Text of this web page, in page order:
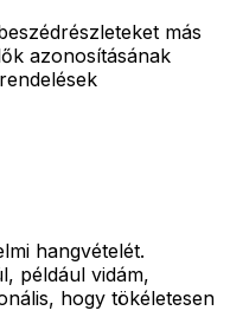
más
azonosításának
hangvételét.
például vidám,
hogy tökéletesen